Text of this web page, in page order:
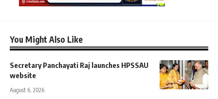
You Might Also Like
Secretary Panchayati Raj launches HPSSAU
website
August 6, 2026